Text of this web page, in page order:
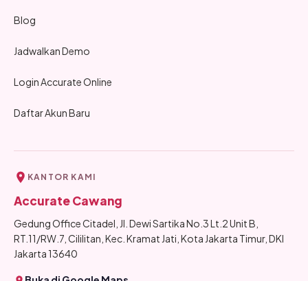
Blog
Jadwalkan Demo
Login Accurate Online
Daftar Akun Baru
KANTOR KAMI
Accurate Cawang
Gedung Office Citadel, Jl. Dewi Sartika No.3 Lt.2 Unit B,
RT.11/RW.7, Cililitan, Kec. Kramat Jati, Kota Jakarta Timur, DKI
Jakarta 13640